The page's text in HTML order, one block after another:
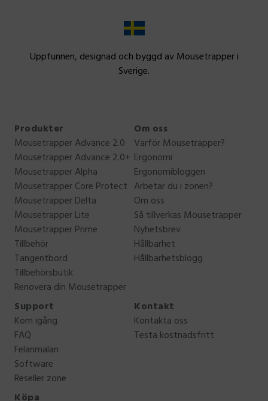
Uppfunnen, designad och byggd av Mousetrapper i
Sverige.
Produkter
Mousetrapper Advance 2.0
Mousetrapper Advance 2.0+
Mousetrapper Alpha
Mousetrapper Core Protect
Mousetrapper Delta
Mousetrapper Lite
Mousetrapper Prime
Tillbehör
Tangentbord
Tillbehörsbutik
Renovera din Mousetrapper
Om oss
Varför Mousetrapper?
Ergonomi
Ergonomibloggen
Arbetar du i zonen?
Om oss
Så tillverkas Mousetrapper
Nyhetsbrev
Hållbarhet
Hållbarhetsblogg
Support
Kom igång
FAQ
Felanmälan
Software
Reseller zone
Kontakt
Kontakta oss
Testa kostnadsfritt